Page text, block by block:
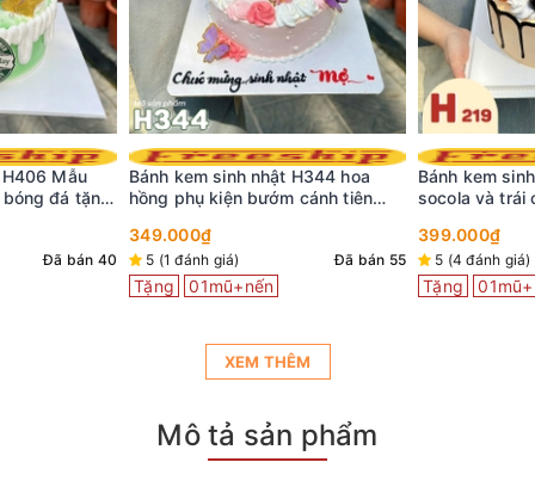
Mẫu
bóng đá tặng
Đã bán 40
Bánh kem sinh nhật H344 hoa
hồng phụ kiện bướm cánh tiên
349.000₫
5 (1 đánh giá) Đã bán 55
Tặng 01mũ+nến
Bánh kem
socola và trái
399.000₫
5 (4 đánh giá)
Tặng
XEM THÊM
Mô tả sản phẩm